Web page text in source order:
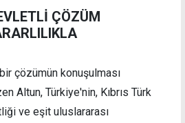
ÇÖZÜM
çözümün konuşulması
Altun, Türkiye'nin, Kıbrıs Türk
ve eşit uluslararası